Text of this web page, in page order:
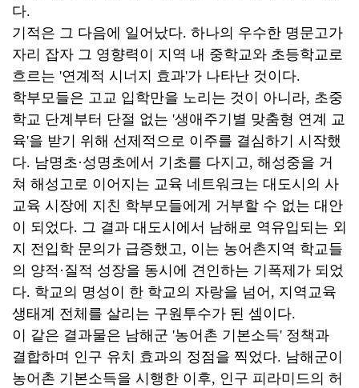
다.
기적은 그 다음에 일어났다. 하나의 우수한 명문고가
자리 잡자 그 영향력이 지역 내 중학교와 초등학교로
흐르는 '연계적 시너지 효과'가 나타난 것이다.
학부모들은 고교 입학만을 노리는 것이 아니라, 초중
학교 단계부터 단절 없는 '생애주기별 맞춤형 연계 교
육'을 받기 위해 선제적으로 이주를 결심하기 시작했
다. 남명초·성명초에서 기초를 다지고, 해성중을 거
쳐 해성고로 이어지는 교육 네트워크는 대도시의 사
교육 시장에 지친 학부모들에게 거부할 수 없는 대안
이 되었다. 그 결과 대도시에서 남해로 역유입되는 외
지 전입학 문의가 급증했고, 이는 농어촌지역 학교들
의 양적·질적 성장을 동시에 견인하는 기폭제가 되었
다. 학교의 명성이 한 학교의 자랑을 넘어, 지역교육
생태계 전체를 살리는 구원투수가 된 셈이다.
이 같은 결과물은 남해군 '농어촌 기본소득' 정책과
결합하며 인구 유치 효과의 정점을 찍었다. 남해군이
농어촌 기본소득을 시행한 이후, 인구 피라미드의 허